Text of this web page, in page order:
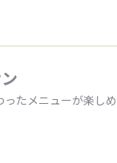
ったメニューが楽し